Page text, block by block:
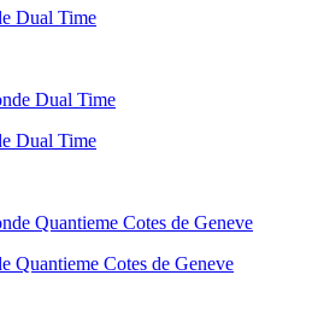
Dual Time
Dual Time
Quantieme Cotes de Geneve